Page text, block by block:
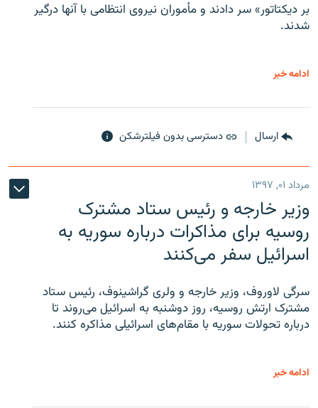
بر دیکتاتور» سر دادند و مأموران نیروی انتظامی با آنها درگیر
شدند.
ادامه خبر
ارسال دسترسی بدون فیلترشکن
مرداد ۰۱, ۱۳۹۷
وزیر خارجه و رئیس‌ ستاد مشترک
روسیه برای مذاکرات درباره سوریه به
اسرائیل سفر می‌کنند
سرگی لاوروف، وزیر خارجه و ولری گراشینوف، رئیس ستاد
مشترک ارتش روسیه، روز دوشنبه به اسرائیل می‌روند تا
درباره تحولات سوریه با مقام‌های اسرائیلی مذاکره کنند.
ادامه خبر